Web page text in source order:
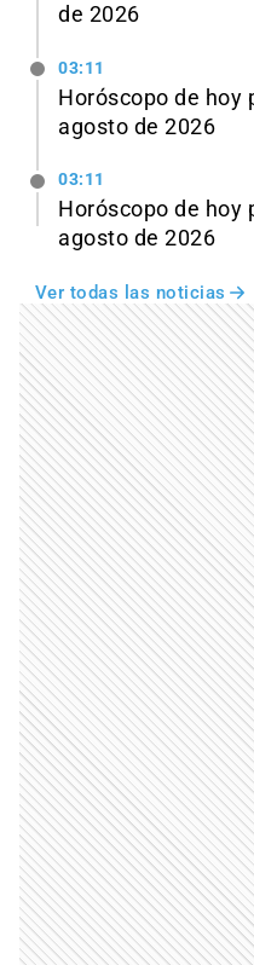
de 2026
03:11
Horóscopo de hoy
agosto de 2026
03:11
Horóscopo de hoy
agosto de 2026
Ver todas las noticias